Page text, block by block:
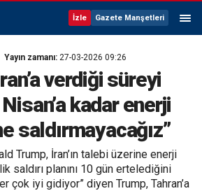
İzle Gazete Manşetleri
Yayın zamanı: 27-03-2026 09:26
verdiği süreyi
kadar enerji
saldırmayacağız”
Trump, İran’ın talebi üzerine enerji
saldırı planını 10 gün ertelediğini
çok iyi gidiyor” diyen Trump, Tahran’a